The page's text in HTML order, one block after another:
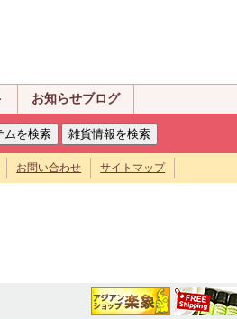
お知らせブログ
お問い合わせ サイトマップ